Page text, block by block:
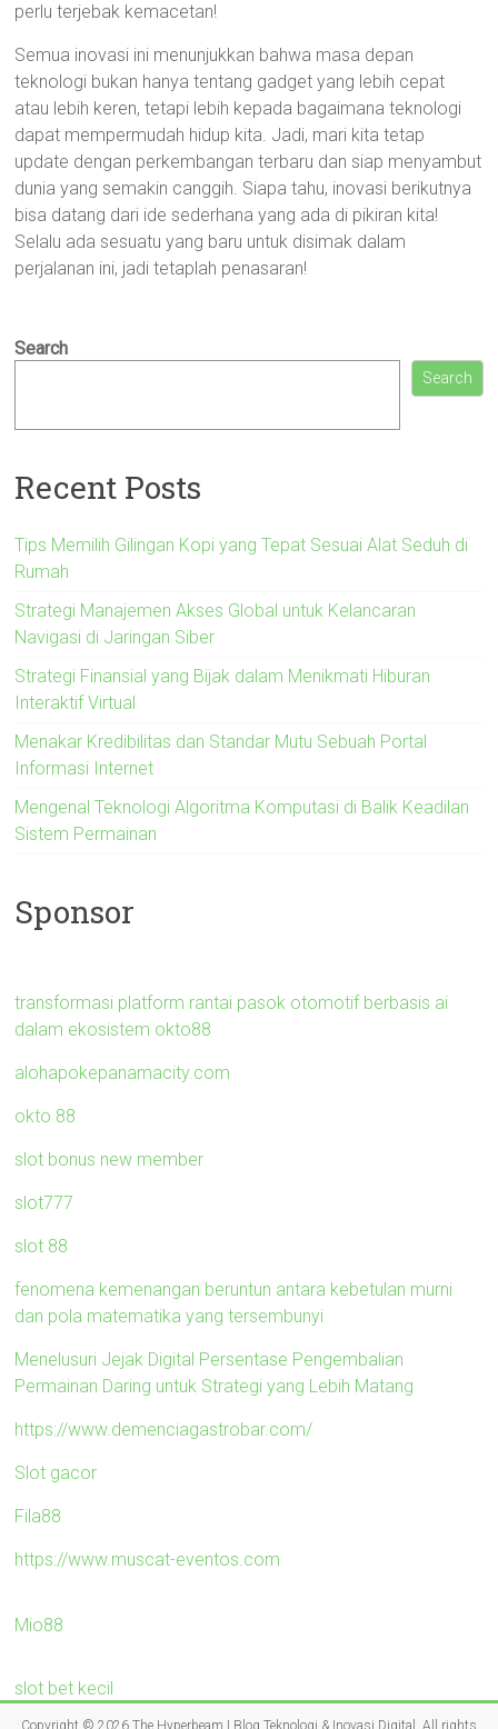
perlu terjebak kemacetan!
Semua inovasi ini menunjukkan bahwa masa depan
teknologi bukan hanya tentang gadget yang lebih cepat
atau lebih keren, tetapi lebih kepada bagaimana teknologi
dapat mempermudah hidup kita. Jadi, mari kita tetap
update dengan perkembangan terbaru dan siap menyambut
dunia yang semakin canggih. Siapa tahu, inovasi berikutnya
bisa datang dari ide sederhana yang ada di pikiran kita!
Selalu ada sesuatu yang baru untuk disimak dalam
perjalanan ini, jadi tetaplah penasaran!
Search
Search
Recent Posts
Tips Memilih Gilingan Kopi yang Tepat Sesuai Alat Seduh di
Rumah
Strategi Manajemen Akses Global untuk Kelancaran
Navigasi di Jaringan Siber
Strategi Finansial yang Bijak dalam Menikmati Hiburan
Interaktif Virtual
Menakar Kredibilitas dan Standar Mutu Sebuah Portal
Informasi Internet
Mengenal Teknologi Algoritma Komputasi di Balik Keadilan
Sistem Permainan
Sponsor
transformasi platform rantai pasok otomotif berbasis ai
dalam ekosistem okto88
alohapokepanamacity.com
okto 88
slot bonus new member
slot777
slot 88
fenomena kemenangan beruntun antara kebetulan murni
dan pola matematika yang tersembunyi
Menelusuri Jejak Digital Persentase Pengembalian
Permainan Daring untuk Strategi yang Lebih Matang
https://www.demenciagastrobar.com/
Slot gacor
Fila88
https://www.muscat-eventos.com
Mio88
slot bet kecil
Copyright © 2026 The Hyperbeam | Blog Teknologi & Inovasi Digital . All rights